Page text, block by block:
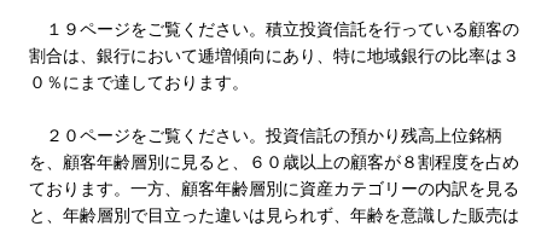
１９ページをご覧ください。積立投資信託を行っている顧客の
割合は、銀行において逓増傾向にあり、特に地域銀行の比率は３
０％にまで達しております。
２０ページをご覧ください。投資信託の預かり残高上位銘柄
を、顧客年齢層別に見ると、６０歳以上の顧客が８割程度を占め
ております。一方、顧客年齢層別に資産カテゴリーの内訳を見る
と、年齢層別で目立った違いは見られず、年齢を意識した販売は